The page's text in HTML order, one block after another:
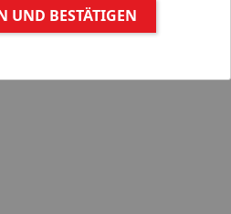
UND BESTÄTIGEN